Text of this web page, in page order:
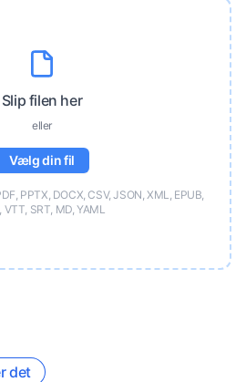
Slip filen her
eller
Vælg din fil
PPTX, DOCX, CSV, JSON, XML, EPUB,
VTT, SRT, MD, YAML
det